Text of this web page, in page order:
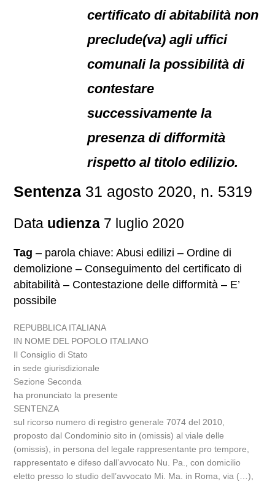
certificato di abitabilità non
preclude(va) agli uffici
comunali la possibilità di
contestare
successivamente la
presenza di difformità
rispetto al titolo edilizio.
Sentenza 31 agosto 2020, n. 5319
Data udienza 7 luglio 2020
Tag – parola chiave: Abusi edilizi – Ordine di
demolizione – Conseguimento del certificato di
abitabilità – Contestazione delle difformità – E’
possibile
REPUBBLICA ITALIANA
IN NOME DEL POPOLO ITALIANO
Il Consiglio di Stato
in sede giurisdizionale
Sezione Seconda
ha pronunciato la presente
SENTENZA
sul ricorso numero di registro generale 7074 del 2010,
proposto dal Condominio sito in (omissis) al viale delle
(omissis), in persona del legale rappresentante pro tempore,
rappresentato e difeso dall’avvocato Nu. Pa., con domicilio
eletto presso lo studio dell’avvocato Mi. Ma. in Roma, via (…),